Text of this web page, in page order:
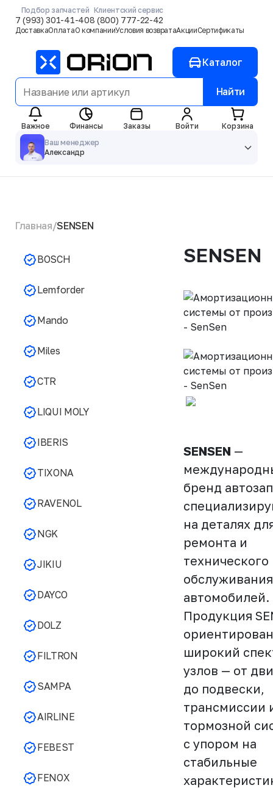
ДоставкаОплатаО компанииУсловия возвратаАкцииСертификаты
Подбор запчастей
7 (993) 301-41-40
Клиентский сервис
8 (800) 777-22-42
Каталог
Найти
Важное Финансы Заказы Войти
Корзина
Ваш менеджер
Александр
Главная SENSEN
BOSCH
Lemforder
Mando
Miles
CTR
LIQUI MOLY
IBERIS
TIXONA
RAVENOL
NGK
JIKIU
DAYCO
DOLZ
FILTRON
SAMPA
AIRLINE
FEBEST
FENOX
SENSEN
SENSEN —
бренд
на деталях
ремонта и
технического
обслуживания
автомобилей.
Продукция
широкий
узлов — от
до подвески,
трансмиссии
тормозной
с упором на
стабильные